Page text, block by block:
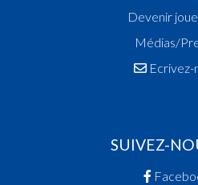
Devenir
Médias/
Ecrivez-
SUIVEZ-